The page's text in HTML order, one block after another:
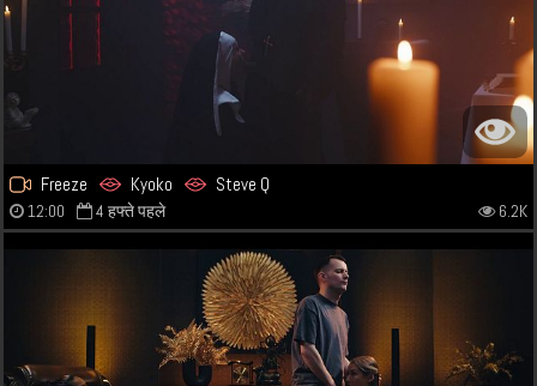
Freeze Kyoko Steve Q
12:00 4 हफ्ते पहले 6.2K